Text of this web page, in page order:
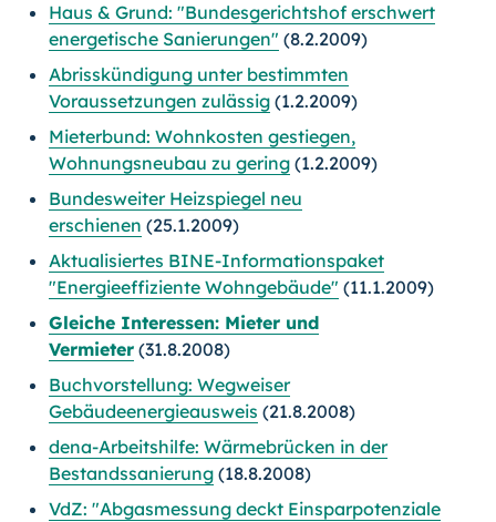
Haus & Grund: "Bundesgerichtshof erschwert
energetische Sanierungen" (8.2.2009)
Abrisskündigung unter bestimmten
Voraussetzungen zulässig (1.2.2009)
Mieterbund: Wohnkosten gestiegen,
Wohnungsneubau zu gering (1.2.2009)
Bundesweiter Heizspiegel neu
erschienen (25.1.2009)
Aktualisiertes BINE-Informationspaket
"Energieeffiziente Wohngebäude" (11.1.2009)
Gleiche Interessen: Mieter und
Vermieter (31.8.2008)
Buchvorstellung: Wegweiser
Gebäudeenergieausweis (21.8.2008)
dena-Arbeitshilfe: Wärmebrücken in der
Bestandssanierung (18.8.2008)
VdZ: "Abgasmessung deckt Einsparpotenziale